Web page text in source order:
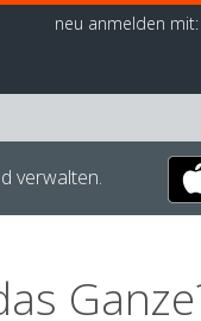
neu anmelden mit:
verwalten.